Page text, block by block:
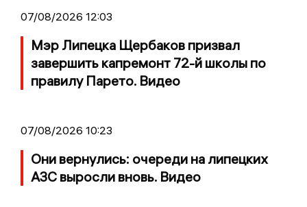
07/08/2026 12:03
Мэр Липецка Щербаков призвал
завершить капремонт 72-й школы по
правилу Парето. Видео
07/08/2026 10:23
Они вернулись: очереди на липецких
АЗС выросли вновь. Видео